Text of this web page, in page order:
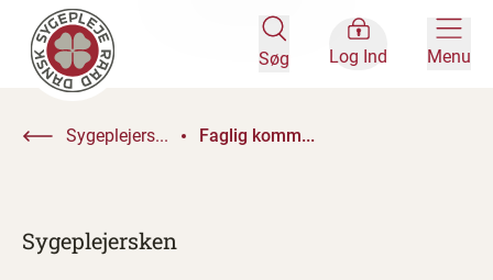
Søg Log Ind Menu
Sygeplejers... Faglig komm...
Sygeplejersken